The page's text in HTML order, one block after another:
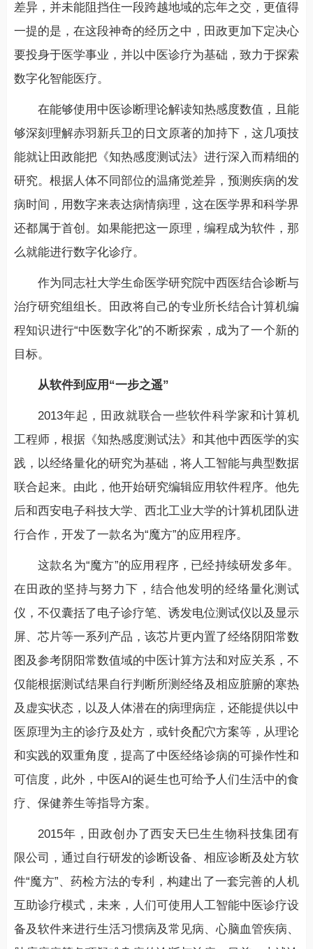
差异，并未能阻挡住一段跨越地域的忘年之交，更值得
一提的是，在这段神奇的经历之中，田政更加下定决心
要投身于医学事业，并以中医诊疗为基础，致力于探索
数字化智能医疗。
在能够使用中医诊断理论解读知热感度数值，且能
够深刻理解赤羽新兵卫的日文原著的加持下，这几项技
能就让田政能把《知热感度测试法》进行深入而精细的
研究。根据人体不同部位的温痛觉差异，预测疾病的发
病时间，用数字来表达病情病理，这在医学界和科学界
还都属于首创。如果能把这一原理，编程成为软件，那
么就能进行数字化诊疗。
作为同志社大学生命医学研究院中西医结合诊断与
治疗研究组组长。田政将自己的专业所长结合计算机编
程知识进行“中医数字化”的不断探索，成为了一个新的
目标。
从软件到应用“一步之遥”
2013年起，田政就联合一些软件科学家和计算机
工程师，根据《知热感度测试法》和其他中西医学的实
践，以经络量化的研究为基础，将人工智能与典型数据
联合起来。由此，他开始研究编辑应用软件程序。他先
后和西安电子科技大学、西北工业大学的计算机团队进
行合作，开发了一款名为“魔方”的应用程序。
这款名为“魔方”的应用程序，已经持续研发多年。
在田政的坚持与努力下，结合他发明的经络量化测试
仪，不仅囊括了电子诊疗笔、诱发电位测试仪以及显示
屏、芯片等一系列产品，该芯片更内置了经络阴阳常数
图及参考阴阳常数值域的中医计算方法和对应关系，不
仅能根据测试结果自行判断所测经络及相应脏腑的寒热
及虚实状态，以及人体潜在的病理病症，还能提供以中
医原理为主的诊疗及处方，或针灸配穴方案等，从理论
和实践的双重角度，提高了中医经络诊病的可操作性和
可信度，此外，中医AI的诞生也可给予人们生活中的食
疗、保健养生等指导方案。
2015年，田政创办了西安天巳生生物科技集团有
限公司，通过自行研发的诊断设备、相应诊断及处方软
件“魔方”、药检方法的专利，构建出了一套完善的人机
互助诊疗模式，未来，人们可使用人工智能中医诊疗设
备及软件来进行生活习惯病及常见病、心脑血管疾病、